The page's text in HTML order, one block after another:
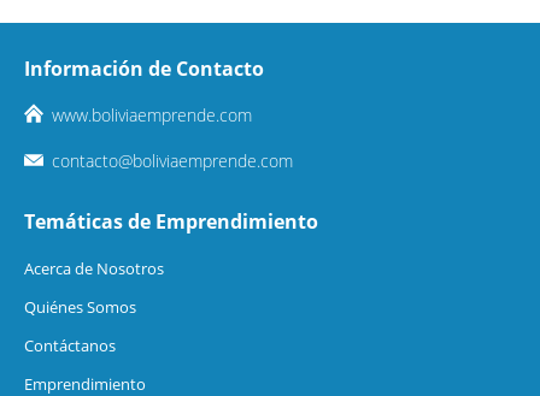
Información de Contacto
www.boliviaemprende.com
contacto@boliviaemprende.com
Temáticas de Emprendimiento
Acerca de Nosotros
Quiénes Somos
Contáctanos
Emprendimiento